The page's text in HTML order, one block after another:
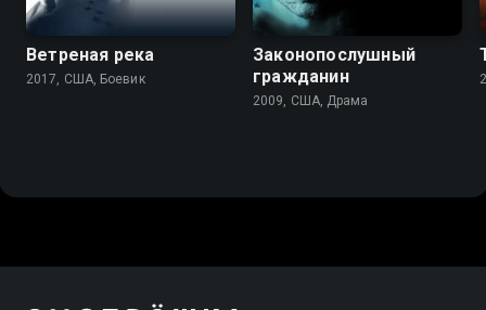
Ветреная река
2017, США, Боевик
Законопослушный
гражданин
2009, США, Драма